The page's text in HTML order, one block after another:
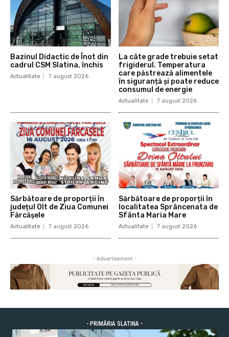
Bazinul Didactic de Înot din
cadrul CSM Slatina, închis
Actualitate 7 august 2026
La câte grade trebuie setat
frigiderul. Temperatura
care păstrează alimentele
în siguranță și poate reduce
consumul de energie
Actualitate 7 august 2026
Sărbătoare de proporții în
județul Olt de Ziua Comunei
Fărcășele
Actualitate 7 august 2026
Sărbătoare de proporții în
localitatea Sprâncenata de
Sfânta Maria Mare
Actualitate 7 august 2026
- Advertisement -
- PRIMĂRIA SLATINA -